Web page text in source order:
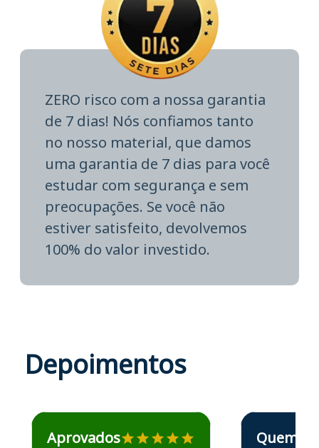
ZERO risco com a nossa garantia
de 7 dias! Nós confiamos tanto
no nosso material, que damos
uma garantia de 7 dias para você
estudar com segurança e sem
preocupações. Se você não
estiver satisfeito, devolvemos
100% do valor investido.
Depoimentos
Estudante José recomenda o Aprova Concursos em
Aprovados
Estudante Elais
Quem